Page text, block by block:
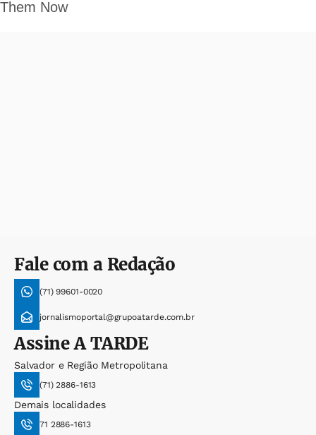
Fale com a Redação
(71) 99601-0020
jornalismoportal@grupoatarde.com.br
AssineA TARDE
Salvador e Região Metropolitana
(71) 2886-1613
Demais localidades
71 2886-1613